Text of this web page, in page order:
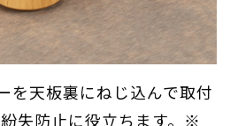
を天板裏にねじ込んで取付
失防止に役立ちます。※